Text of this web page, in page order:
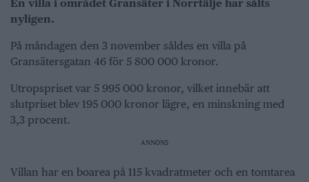
En villa i området Gransäter i Norrtälje har sålts
nyligen.
På måndagen den 3 november såldes en villa på
Gransätersgatan 46 för 5 800 000 kronor.
Utropspriset var 5 995 000 kronor, vilket innebär att
slutpriset blev 195 000 kronor lägre, en minskning med
3,3 procent.
ANNONS
Villan har en boarea på 115 kvadratmeter och en tomtarea